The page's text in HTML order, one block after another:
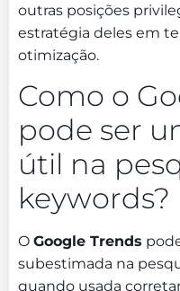
outras posições
estratégia deles em
otimização.
Como o
pode ser
útil na
keywords?
O Google Trends
subestimada na
quando usada